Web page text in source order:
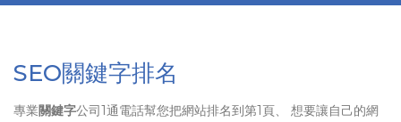
SEO關鍵字排名
專業關鍵字公司1通電話幫您把網站排名到第1頁、 想要讓自己的網